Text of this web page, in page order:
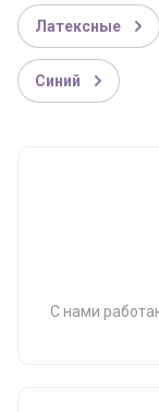
Латексные
Синий
С нами